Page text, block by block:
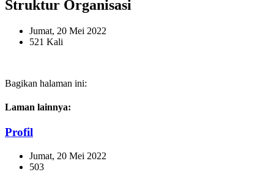
Struktur Organisasi
Jumat, 20 Mei 2022
521 Kali
Bagikan halaman ini:
Laman lainnya:
Profil
Jumat, 20 Mei 2022
503